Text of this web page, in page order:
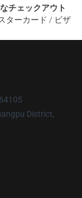
チェックアウト
ターカード / ビザ
District,